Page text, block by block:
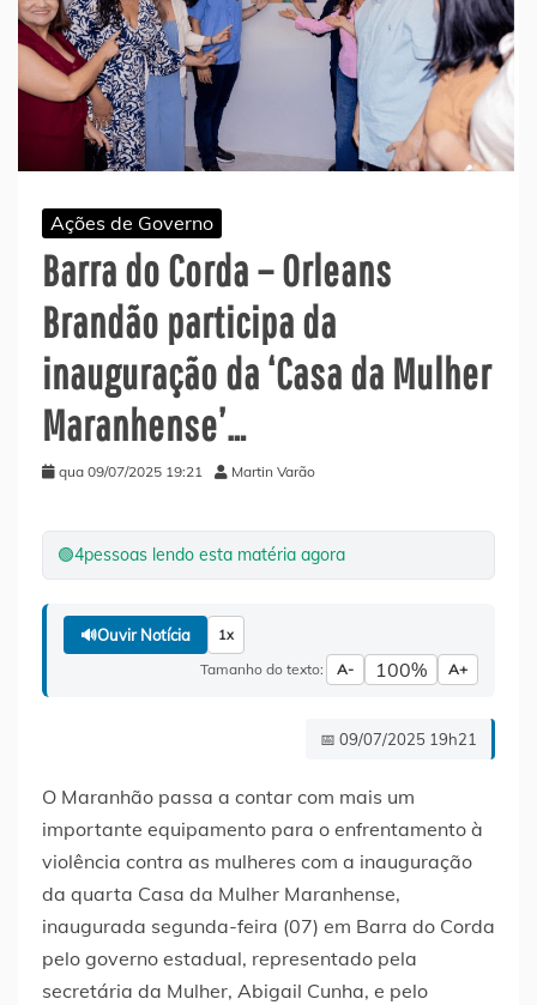
Ações de Governo
Barra do Corda – Orleans
Brandão participa da
inauguração da ‘Casa da Mulher
Maranhense’…
qua 09/07/2025 19:21 Martin Varão
🟢4pessoas lendo esta matéria agora
🔊Ouvir Notícia 1x
Tamanho do texto: A- 100% A+
📅 09/07/2025 19h21
O Maranhão passa a contar com mais um
importante equipamento para o enfrentamento à
violência contra as mulheres com a inauguração
da quarta Casa da Mulher Maranhense,
inaugurada segunda-feira (07) em Barra do Corda
pelo governo estadual, representado pela
secretária da Mulher, Abigail Cunha, e pelo